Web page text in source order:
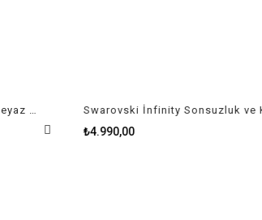
Harmonia Bileklik Yastık Kesim Beyaz Kristal
₺4.990,00